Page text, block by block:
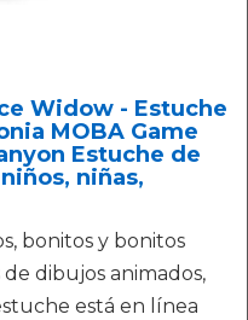
Widow - Estuche
MOBA Game
Estuche de
niñas,
bonitos y bonitos
dibujos animados,
está en línea